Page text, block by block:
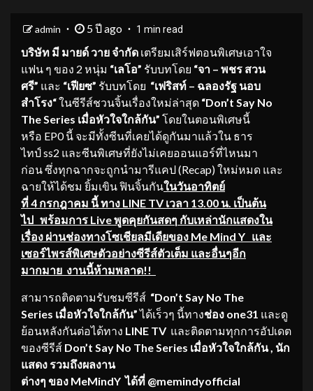
admin 5 ปี ago 1 min read
บริษัท มี มายด์วายจำกัด เตรียมเสิร์ฟตอนพิเศษเอาใจ
แฟน ๆ ของ 2 หนุ่ม “เลโอ” รับบทโดย “จา – พชร สวน
ศรี” และ “เฟียซ” รับบทโดย “เฟริสท์ – ฉลองรัฐ นอบ
สำโรง“ในซีรีส์ชวนจิ้นเรื่องใหม่ล่าสุด “Don’t Say No
The Series เมื่อหัวใจใกล้กัน” โดยในตอนพิเศษนี้
หรือ EP0 นี้ จะมีทั้งซีนที่เคยได้ดูกันมาแล้วใน ธาร
ไทป์ ss2 และซีนพิเศษที่ยังไม่เคยออนแอร์ที่ไหนมา
ก่อน ซึ่งทุกฉากจะถูกนำมารีแคป (Recap) ใหม่หมด และ
ฉายให้ได้ชม ยิ้มเขิน ฟินจิ้นกันในวันอาทิตย์
ที่4 กรกฎาคม นี้ทาง LINE TVเวลา 13.00 น. เป็นต้น
ไป พร้อมการ Liveพูดคุยกันสดๆ กับเหล่านักแสดงใน
เรื่อง ผ่านช่องทางโซเชียลมีเดียของ Me Mind Y และ
เซอร์ไพรส์พิเศษตัวอย่างซีรีส์ตัวเต็ม และอื่นๆอีก
มากมาย งานนี้ห้ามพลาด!!
สามารถติดตามรับชมซีรีส์ “Don’t Say No The
Series เมื่อหัวใจใกล้กัน”ได้เร็วๆ นี้ทางช่อง one31 และดู
ย้อนหลังกันต่อได้ทาง LINE TV และติดตามทุกการอัปเดต
ของซีรีส์ Don’t Say No The Series เมื่อหัวใจใกล้กัน, นัก
แสดง รวมถึงผลงาน
ต่างๆ ของ MeMindY ได้ที่ @memindyofficial